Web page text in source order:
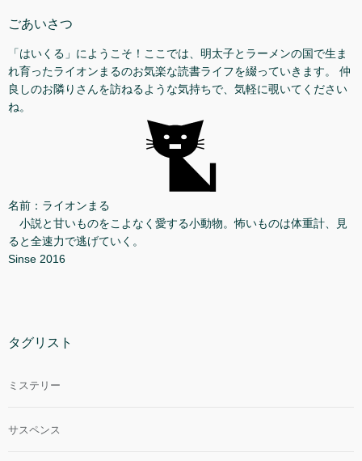
ごあいさつ
「はいくる」にようこそ！ここでは、明太子とラーメンの国で生ま
れ育ったライオンまるのお気楽な読書ライフを綴っていきます。 仲
良しのお隣りさんを訪ねるような気持ちで、気軽に覗いてください
ね。
名前：ライオンまる
小説と甘いものをこよなく愛する小動物。怖いものは体重計、見
ると全速力で逃げていく。
Sinse 2016
タグリスト
ミステリー
サスペンス